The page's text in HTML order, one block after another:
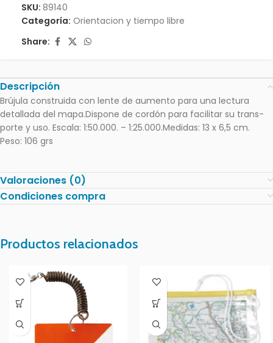
SKU: 89140
Categoría: Orientacion y tiempo libre
Share:
Descripción
Brújula construida con lente de aumento para una lectura
detallada del mapa.Dispone de cordón para facilitar su trans-
porte y uso. Escala: 1:50.000. – 1:25.000.Medidas: 13 x 6,5 cm.
Peso: 106 grs
Valoraciones (0)
Condiciones compra
Productos relacionados